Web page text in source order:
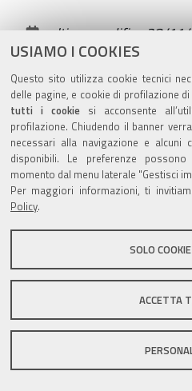
USIAMO I COOKIES
Questo sito utilizza cookie tecnici
delle pagine, e cookie di profilazione
tutti i cookiesi acconsente
profilazione. Chiudendo il banner
necessari alla navigazione e alcuni
disponibili. Le preferenze
momento dal menu laterale "Gestisci
Per maggiori informazioni, ti
Policy.
SOLO
ACCETTA
ultima modifica28/11/
Sito istituzionale Comune
Privacy policy|DPO|